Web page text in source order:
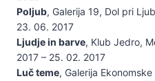
Poljub, Galerija 19, Dol pri
23. 06. 2017
Ljudje in barve, Klub Jedro,
2017 – 25. 02. 2017
Luč teme, Galerija